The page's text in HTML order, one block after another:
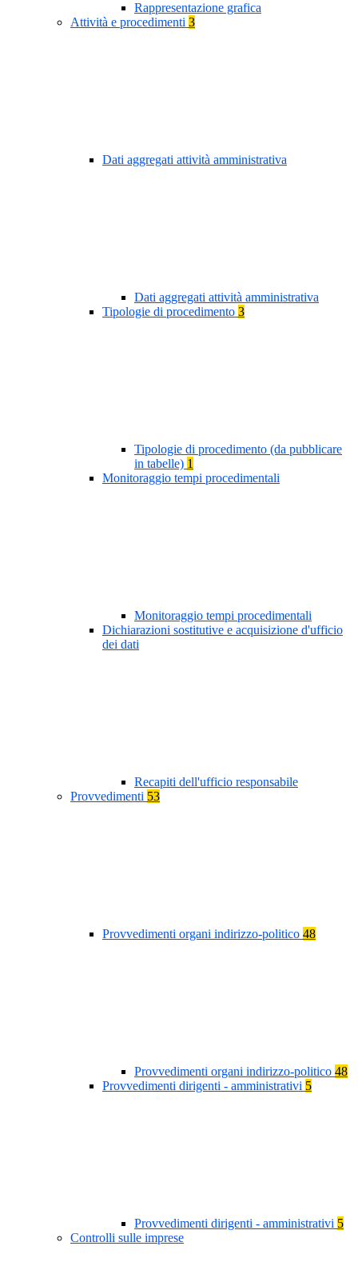
Rappresentazione grafica
Attività e procedimenti 3
Dati aggregati attività amministrativa
Dati aggregati attività amministrativa
Tipologie di procedimento 3
Tipologie di procedimento (da pubblicare
in tabelle) 1
Monitoraggio tempi procedimentali
Monitoraggio tempi procedimentali
Dichiarazioni sostitutive e acquisizione d'ufficio
dei dati
Recapiti dell'ufficio responsabile
Provvedimenti 53
Provvedimenti organi indirizzo-politico 48
Provvedimenti organi indirizzo-politico 48
Provvedimenti dirigenti - amministrativi 5
Provvedimenti dirigenti - amministrativi 5
Controlli sulle imprese